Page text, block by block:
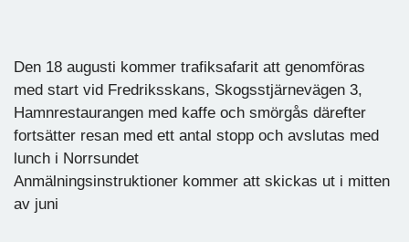
Den 18 augusti kommer trafiksafarit att genomföras
med start vid Fredriksskans, Skogsstjärnevägen 3,
Hamnrestaurangen med kaffe och smörgås därefter
fortsätter resan med ett antal stopp och avslutas med
lunch i Norrsundet
Anmälningsinstruktioner kommer att skickas ut i mitten
av juni